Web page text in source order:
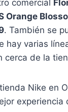
comercial
Orange
. También se
hay varias
cerca de la
Nike en
experiencia